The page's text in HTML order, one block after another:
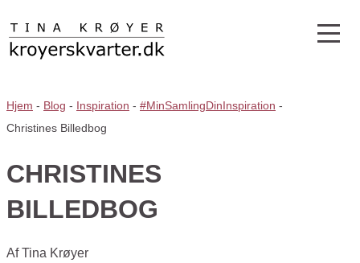
Hjem - Blog - Inspiration - #MinSamlingDinInspiration -
Christines Billedbog
CHRISTINES
BILLEDBOG
AfTina Krøyer